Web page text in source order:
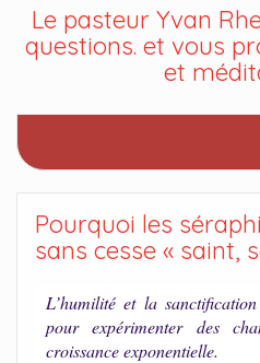
Le pasteur Yvan
questions. et vous
et
Pourquoi les
sans cesse « saint,
L’humilité et la
pour expérimenter des
croissance exponentielle.